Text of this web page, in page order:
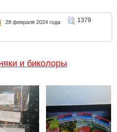
28 февраля 2024 года
1379
и биколоры